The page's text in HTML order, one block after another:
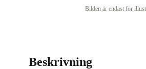
Bilden är endast för
Beskrivning